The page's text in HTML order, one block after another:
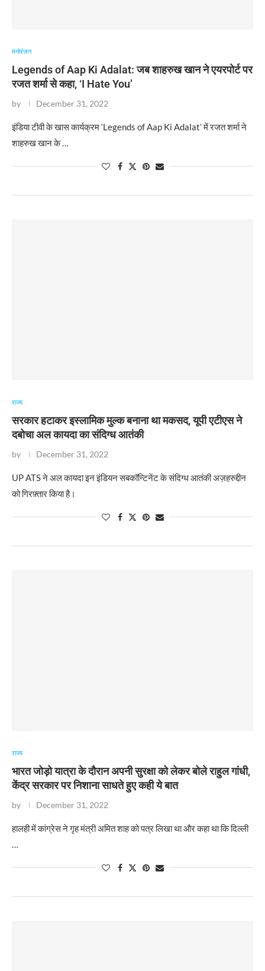
मनोरंजन
Legends of Aap Ki Adalat: जब शाहरुख खान ने एयरपोर्ट पर
रजत शर्मा से कहा, ‘I Hate You’
by December 31, 2022
इंडिया टीवी के खास कार्यक्रम ‘Legends of Aap Ki Adalat’ में रजत शर्मा ने
शाहरुख खान के …
राज्य
सरकार हटाकर इस्लामिक मुल्क बनाना था मकसद, यूपी एटीएस ने
दबोचा अल कायदा का संदिग्ध आतंकी
by December 31, 2022
​UP ATS ने अल कायदा इन इंडियन सबकॉन्टिनेंट के संदिग्ध आतंकी अज़हरुद्दीन
को गिरफ़्तार किया है।
राज्य
भारत जोड़ो यात्रा के दौरान अपनी सुरक्षा को लेकर बोले राहुल गांधी,
केंद्र सरकार पर निशाना साधते हुए कही ये बात
by December 31, 2022
​हालही में कांग्रेस ने गृह मंत्री अमित शाह को पत्र लिखा था और कहा था कि दिल्ली
…